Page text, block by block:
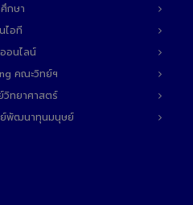
กษา
ไอที
อนไลน์
คณะวิทย์ฯ
ทยาศาสตร์
ย์พัฒนาทุนมนุษย์